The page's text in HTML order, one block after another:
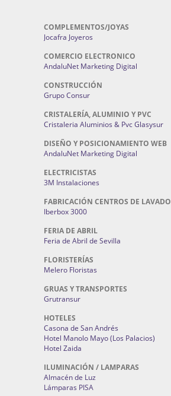
COMPLEMENTOS/JOYAS
Jocafra Joyeros
COMERCIO ELECTRONICO
AndaluNet Marketing Digital
CONSTRUCCIÓN
Grupo Consur
CRISTALERÍA, ALUMINIO Y PVC
Cristaleria Aluminios & Pvc Glasysur
DISEÑO Y POSICIONAMIENTO WEB
AndaluNet Marketing Digital
ELECTRICISTAS
3M Instalaciones
FABRICACIÓN CENTROS DE LAVADO
Iberbox 3000
FERIA DE ABRIL
Feria de Abril de Sevilla
FLORISTERÍAS
Melero Floristas
GRUAS Y TRANSPORTES
Grutransur
HOTELES
Casona de San Andrés
Hotel Manolo Mayo (Los Palacios)
Hotel Zaida
ILUMINACIÓN / LAMPARAS
Almacén de Luz
Lámparas PISA